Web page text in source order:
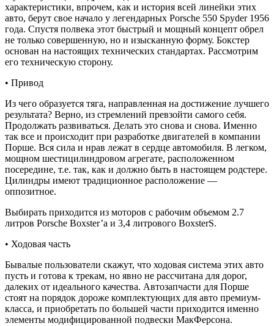
характеристики, впрочем, как и история всей линейки этих
авто, берут свое начало у легендарных Porsche 550 Spyder 1956
года. Спустя полвека этот быстрый и мощный концепт обрел
не только совершенную, но и изысканную форму. Бокстер
основан на настоящих технических стандартах. Рассмотрим
его техническую сторону.
• Привод
Из чего образуется тяга, направленная на достижение лучшего
результата? Верно, из стремлений превзойти самого себя.
Продолжать развиваться. Делать это снова и снова. Именно
так все и происходит при разработке двигателей в компании
Порше. Вся сила и нрав лежат в сердце автомобиля. В легком,
мощном шестицилиндровом агрегате, расположенном
посередине, т.е. так, как и должно быть в настоящем родстере.
Цилиндры имеют традиционное расположение —
оппозитное.
Выбирать приходится из моторов с рабочим объемом 2.7
литров Porsche Boxster’а и 3,4 литрового BoxsterS.
• Ходовая часть
Бывалые пользователи скажут, что ходовая система этих авто
пусть и готова к трекам, но явно не рассчитана для дорог,
далеких от идеального качества. Автозапчасти для Порше
стоят на порядок дороже комплектующих для авто премиум-
класса, и приобретать по большей части приходится именно
элементы модифицированной подвески МакФерсона.